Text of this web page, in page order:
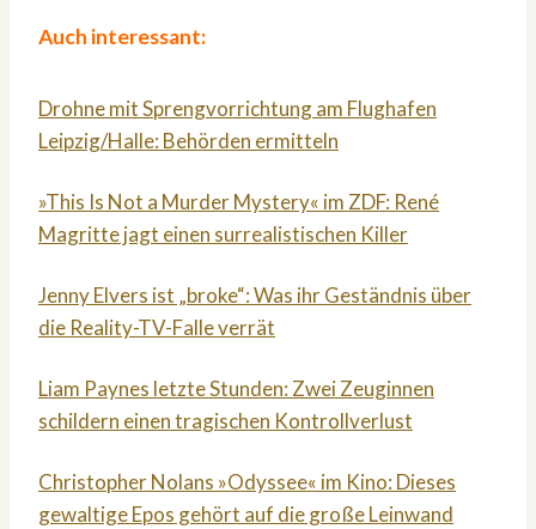
Auch interessant:
Drohne mit Sprengvorrichtung am Flughafen
Leipzig/Halle: Behörden ermitteln
»This Is Not a Murder Mystery« im ZDF: René
Magritte jagt einen surrealistischen Killer
Jenny Elvers ist „broke“: Was ihr Geständnis über
die Reality-TV-Falle verrät
Liam Paynes letzte Stunden: Zwei Zeuginnen
schildern einen tragischen Kontrollverlust
Christopher Nolans »Odyssee« im Kino: Dieses
gewaltige Epos gehört auf die große Leinwand